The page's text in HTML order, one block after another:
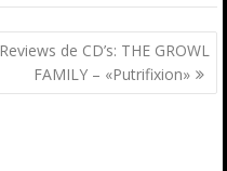
Reviews de CD’s: THE GROWL
FAMILY – «Putrifixion»